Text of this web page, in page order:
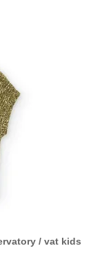
/ vat kids